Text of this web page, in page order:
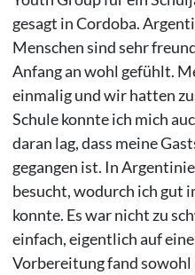
gesagt in Cordoba.
Menschen sind sehr
Anfang an wohl gefühlt.
einmalig und wir hatten
Schule konnte ich mich
daran lag, dass meine
gegangen ist. In
besucht, wodurch ich gut
konnte. Es war nicht zu
einfach, eigentlich auf
Vorbereitung fand sowohl